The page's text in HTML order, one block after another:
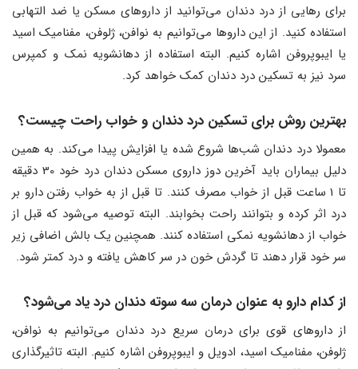
برای رهایی از درد دندان می‌توانید از داروهای مسکن یا ضد التهابی
استفاده کنید. از این داروها می‌توانیم به نوافن، ژلوفن، مفنامیک اسید
یا ایبوپروفن اشاره کنیم. البته استفاده از دهانشویه نمک و کمپرس
سرد نیز به تسکین درد دندان کمک خواهد کرد.
بهترین روش برای تسکین درد دندان و خواب راحت چیست؟
معمولا درد دندان شب‌ها شروع شده یا افزایش پیدا می‌کند. به همین
دلیل بیماران باید آخرین دوز داروی مسکن دندان درد خود 30 دقیقه
تا 1 ساعت قبل از خواب مصرف کنند. تا قبل از به خواب رفتن دارو بر
درد اثر کرده و بتوانند راحت بخوابند. البته توصیه می‌شود که قبل از
خواب از دهانشویه نمکی استفاده کنند. همچنین یک بالش اضافی زیر
سر خود قرار دهند تا گردش خون در سر کاهش یافته و درد کمتر شود.
از کدام دارو به عنوان درمان سه سوته دندان درد یاد می‌شود؟
از داروهای قوی برای درمان سریع درد دندان می‌توانیم به نوافن،
ژلوفن، مفنامیک اسید، ادویل و ایبوپروفن اشاره کنیم. البته تاثیرگذاری